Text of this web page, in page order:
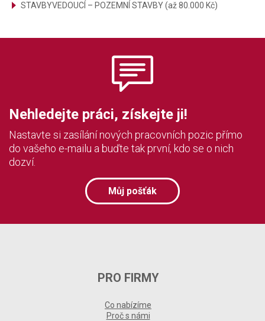
STAVBYVEDOUCÍ – POZEMNÍ STAVBY (až 80.000 Kč)
Nehledejte práci, získejte ji!
Nastavte si zasílání nových pracovních pozic přímo
do vašeho e-mailu a buďte tak první, kdo se o nich
dozví.
Můj pošťák
PRO FIRMY
Co nabízíme
Proč s námi